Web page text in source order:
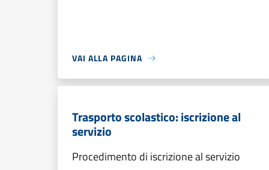
VAI ALLA PAGINA
Trasporto scolastico: iscrizione al
servizio
Procedimento di iscrizione al servizio